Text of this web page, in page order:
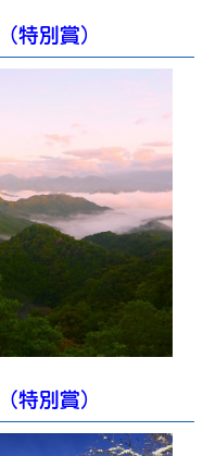
別賞）
特別賞）